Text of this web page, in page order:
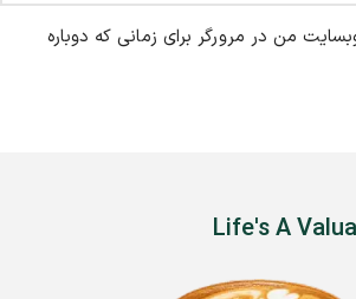
من در مرورگر برای زمانی که دوباره
Life's A